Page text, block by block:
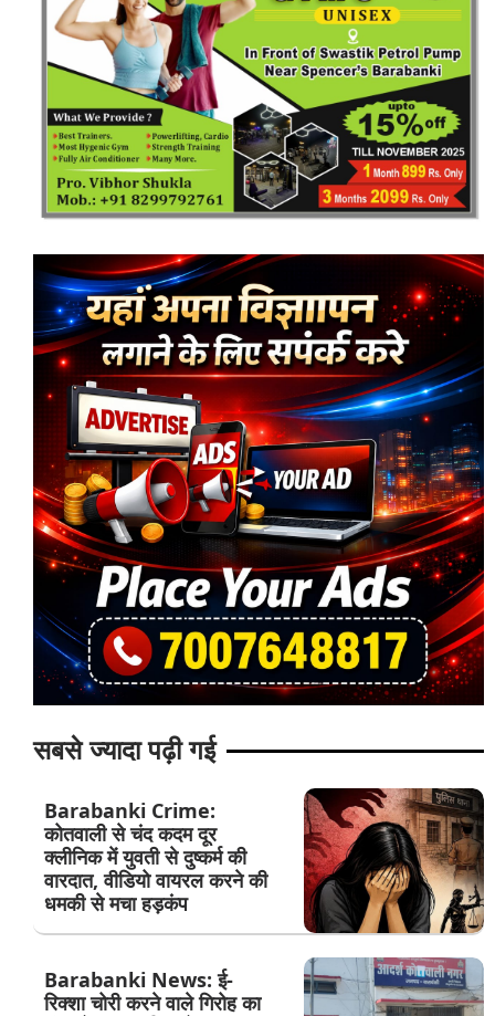
सबसे ज्यादा पढ़ी गई
Barabanki Crime:
कोतवाली से चंद कदम दूर
क्लीनिक में युवती से दुष्कर्म की
वारदात, वीडियो वायरल करने की
धमकी से मचा हड़कंप
Barabanki News: ई-
रिक्शा चोरी करने वाले गिरोह का